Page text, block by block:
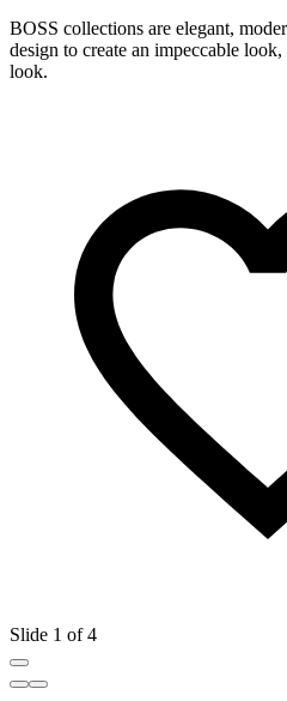
BOSS collections are elegant,
design to create an impeccable
look.
Slide 1 of 4